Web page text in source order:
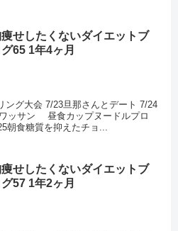
痩せしたくないダイエットブ
グ65 1年4ヶ月
グ大会 7/23旦那さんとデート 7/24
ッサン 昼食カップヌードルプロ
食糖質を抑えたチョ...
痩せしたくないダイエットブ
グ57 1年2ヶ月